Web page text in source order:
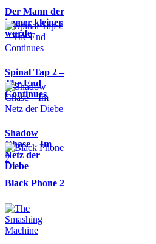
Der Mann der
immer kleiner
wurde
Spinal Tap 2 –
The End
Continues
Shadow
Chase – Im
Netz der
Diebe
Black Phone 2